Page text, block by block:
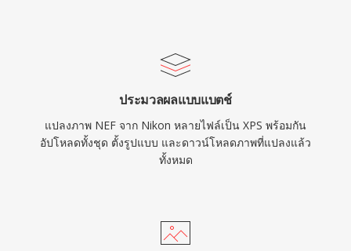
ประมวลผลแบบแบตช์
แปลงภาพ NEF จาก Nikon หลายไฟล์เป็น XPS พร้อมกัน
อัปโหลดทั้งชุด ตั้งรูปแบบ และดาวน์โหลดภาพที่แปลงแล้ว
ทั้งหมด